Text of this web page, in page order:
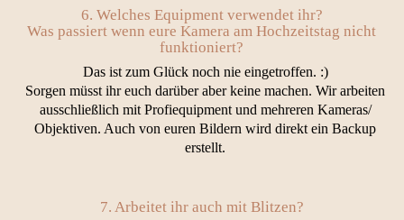
6. Welches Equipment verwendet ihr?
Was passiert wenn eure Kamera am Hochzeitstag nicht
funktioniert?
Das ist zum Glück noch nie eingetroffen. :)
Sorgen müsst ihr euch darüber aber keine machen. Wir arbeiten
ausschließlich mit Profiequipment und mehreren Kameras/
Objektiven. Auch von euren Bildern wird direkt ein Backup
erstellt.
7. Arbeitet ihr auch mit Blitzen?